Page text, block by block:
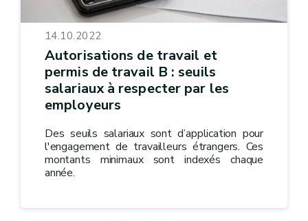
14.10.2022
Autorisations de travail et
permis de travail B : seuils
salariaux à respecter par les
employeurs
Des seuils salariaux sont d’application pour
l'engagement de travailleurs étrangers. Ces
montants minimaux sont indexés chaque
année.